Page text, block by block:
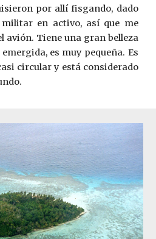
por allí fisgando, dado
en activo, así que me
avión. Tiene una gran belleza
es muy pequeña. Es
circular y está considerado